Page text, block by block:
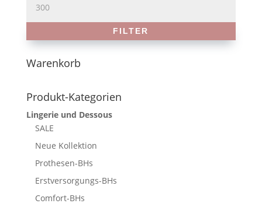
Preis
FILTER
Warenkorb
Produkt-Kategorien
Lingerie und Dessous
SALE
Neue Kollektion
Prothesen-BHs
Erstversorgungs-BHs
Comfort-BHs